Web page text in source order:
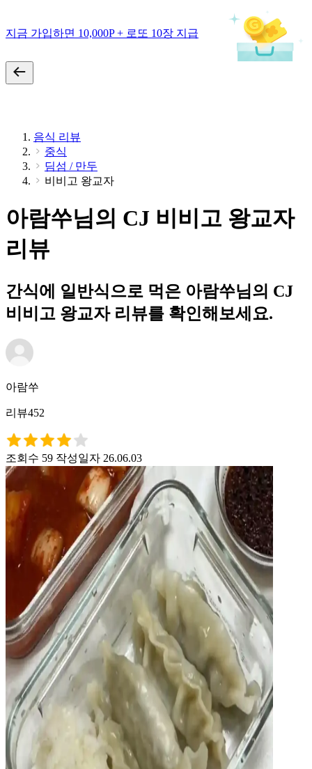
지금 가입하면 10,000P + 로또 10장 지급
음식 리뷰
중식
딤섬 / 만두
비비고 왕교자
아람쑤님의 CJ 비비고 왕교자
리뷰
간식에 일반식으로 먹은 아람쑤님의 CJ
비비고 왕교자 리뷰를 확인해보세요.
아람쑤
리뷰452
조회수 59 작성일자 26.06.03